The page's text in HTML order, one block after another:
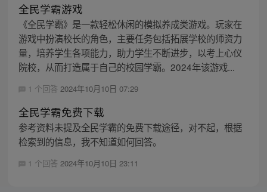
全民学霸游戏
《全民学霸》是一款轻松休闲的模拟养成类游戏。玩家在
游戏中扮演校长的角色，主要任务包括拓展学校的师资力
量，培养学生各项能力，助力学生不断进步，以考上心仪
院校，从而打造属于自己的校园学霸。2024年该游戏...
1 个回答 2024年10月10日 07:29
全民学霸免费下载
参考资料未提及全民学霸的免费下载途径，对不起，根据
检索到的信息，我不知道如何回答。
1 个回答 2024年10月10日 23:11